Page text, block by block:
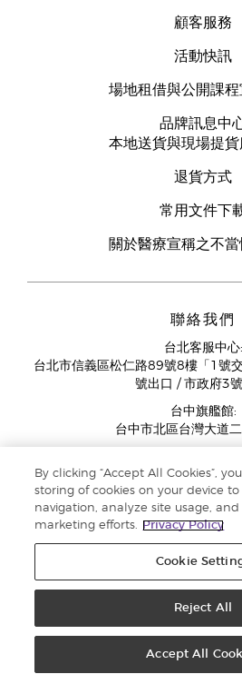
顧客服務
活動快訊
場地租借與公開課
品牌訊息中
本地送貨與現場提
退貨方式
常用文件下
關於醫療宣稱之不
聯絡我們
台北客服中心:
台北市信義區松仁路89號8樓「1號
號出口 / 市政府3
台中旗艦館:
台中市北區台灣大道
11:00AM -
(例假日與國定假
By clicking “Accept All Cookies”,
storing of cookies on your device
navigation, analyze site usage, and
marketing efforts.
Privacy Policy
Cookie
Reject All
Accept All